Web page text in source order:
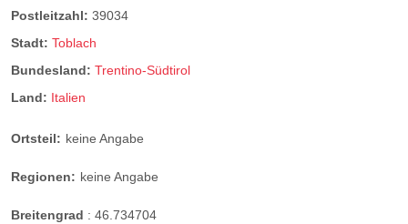
Postleitzahl: 39034
Stadt: Toblach
Bundesland: Trentino-Südtirol
Land: Italien
Ortsteil: keine Angabe
Regionen: keine Angabe
Breitengrad : 46.734704